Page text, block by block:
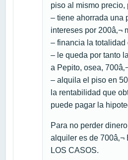
piso al mismo precio,
– tiene ahorrada una
intereses por 200â‚¬
– financia la totalidad
– le queda por tanto
a Pepito, osea,
– alquila el piso en
la rentabilidad que
puede pagar la
Para no perder
alquiler es de 700â‚¬
LOS CASOS.